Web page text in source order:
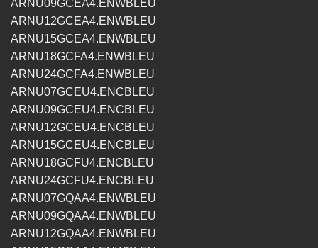
ARNU09GCEA4.ENWBLEU
ARNU12GCEA4.ENWBLEU
ARNU15GCEA4.ENWBLEU
ARNU18GCFA4.ENWBLEU
ARNU24GCFA4.ENWBLEU
ARNU07GCEU4.ENCBLEU
ARNU09GCEU4.ENCBLEU
ARNU12GCEU4.ENCBLEU
ARNU15GCEU4.ENCBLEU
ARNU18GCFU4.ENCBLEU
ARNU24GCFU4.ENCBLEU
ARNU07GQAA4.ENWBLEU
ARNU09GQAA4.ENWBLEU
ARNU12GQAA4.ENWBLEU